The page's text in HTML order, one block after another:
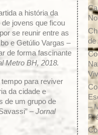
a história da
jovens que ficou
se reunir entre as
e Getúlio Vargas –
de forma fascinante
Metro BH, 2018.
para reviver
da cidade e
de um grupo de
–Jornal
de
–